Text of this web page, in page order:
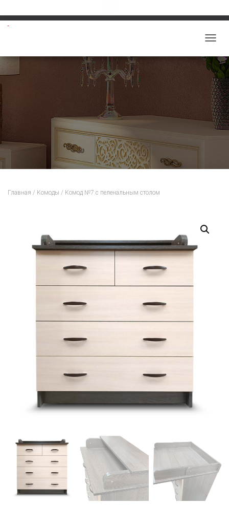
Е
Р
Е
К
Л
Ю
Главная / Комоды / Комод №7 с пеленальным столом